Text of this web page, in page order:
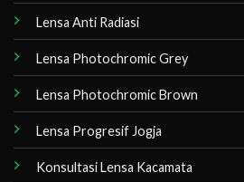
Lensa Anti Radiasi
Lensa Photochromic Grey
Lensa Photochromic Brown
Lensa Progresif Jogja
Konsultasi Lensa Kacamata